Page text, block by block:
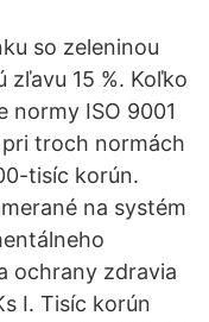
so zeleninou
zľavu 15 %. Koľko
normy ISO 9001
troch normách
tisíc korún.
na systém
ochrany zdravia
I. Tisíc korún